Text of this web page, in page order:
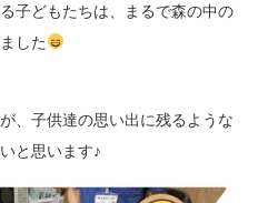
子どもたちは、まるで森の中の
した
、子供達の思い出に残るような
と思います♪